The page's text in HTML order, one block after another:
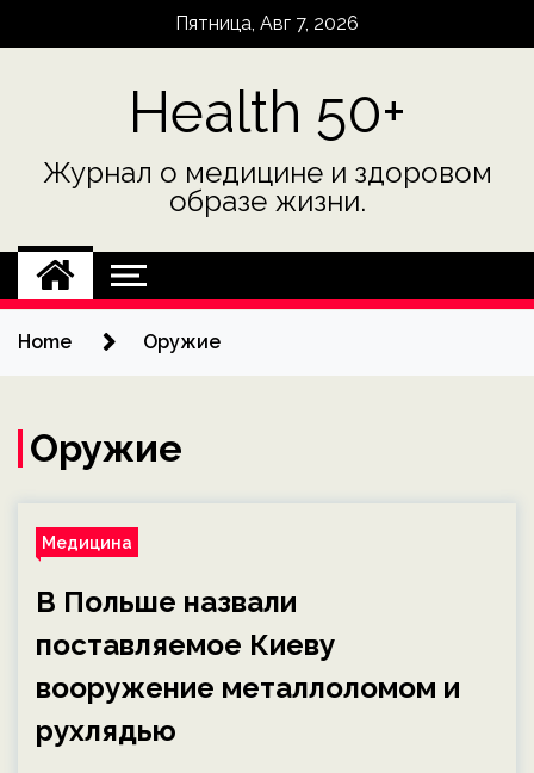
Пятница, Авг 7, 2026
Health 50+
Журнал о медицине и здоровом
образе жизни.
Home Оружие
Оружие
Медицина
В Польше назвали
поставляемое Киеву
вооружение металлоломом и
рухлядью